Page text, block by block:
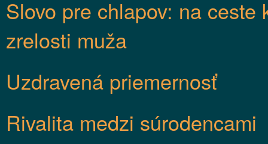
Slovo pre chlapov: na ceste
zrelosti muža
Uzdravená priemernosť
Rivalita medzi súrodencami